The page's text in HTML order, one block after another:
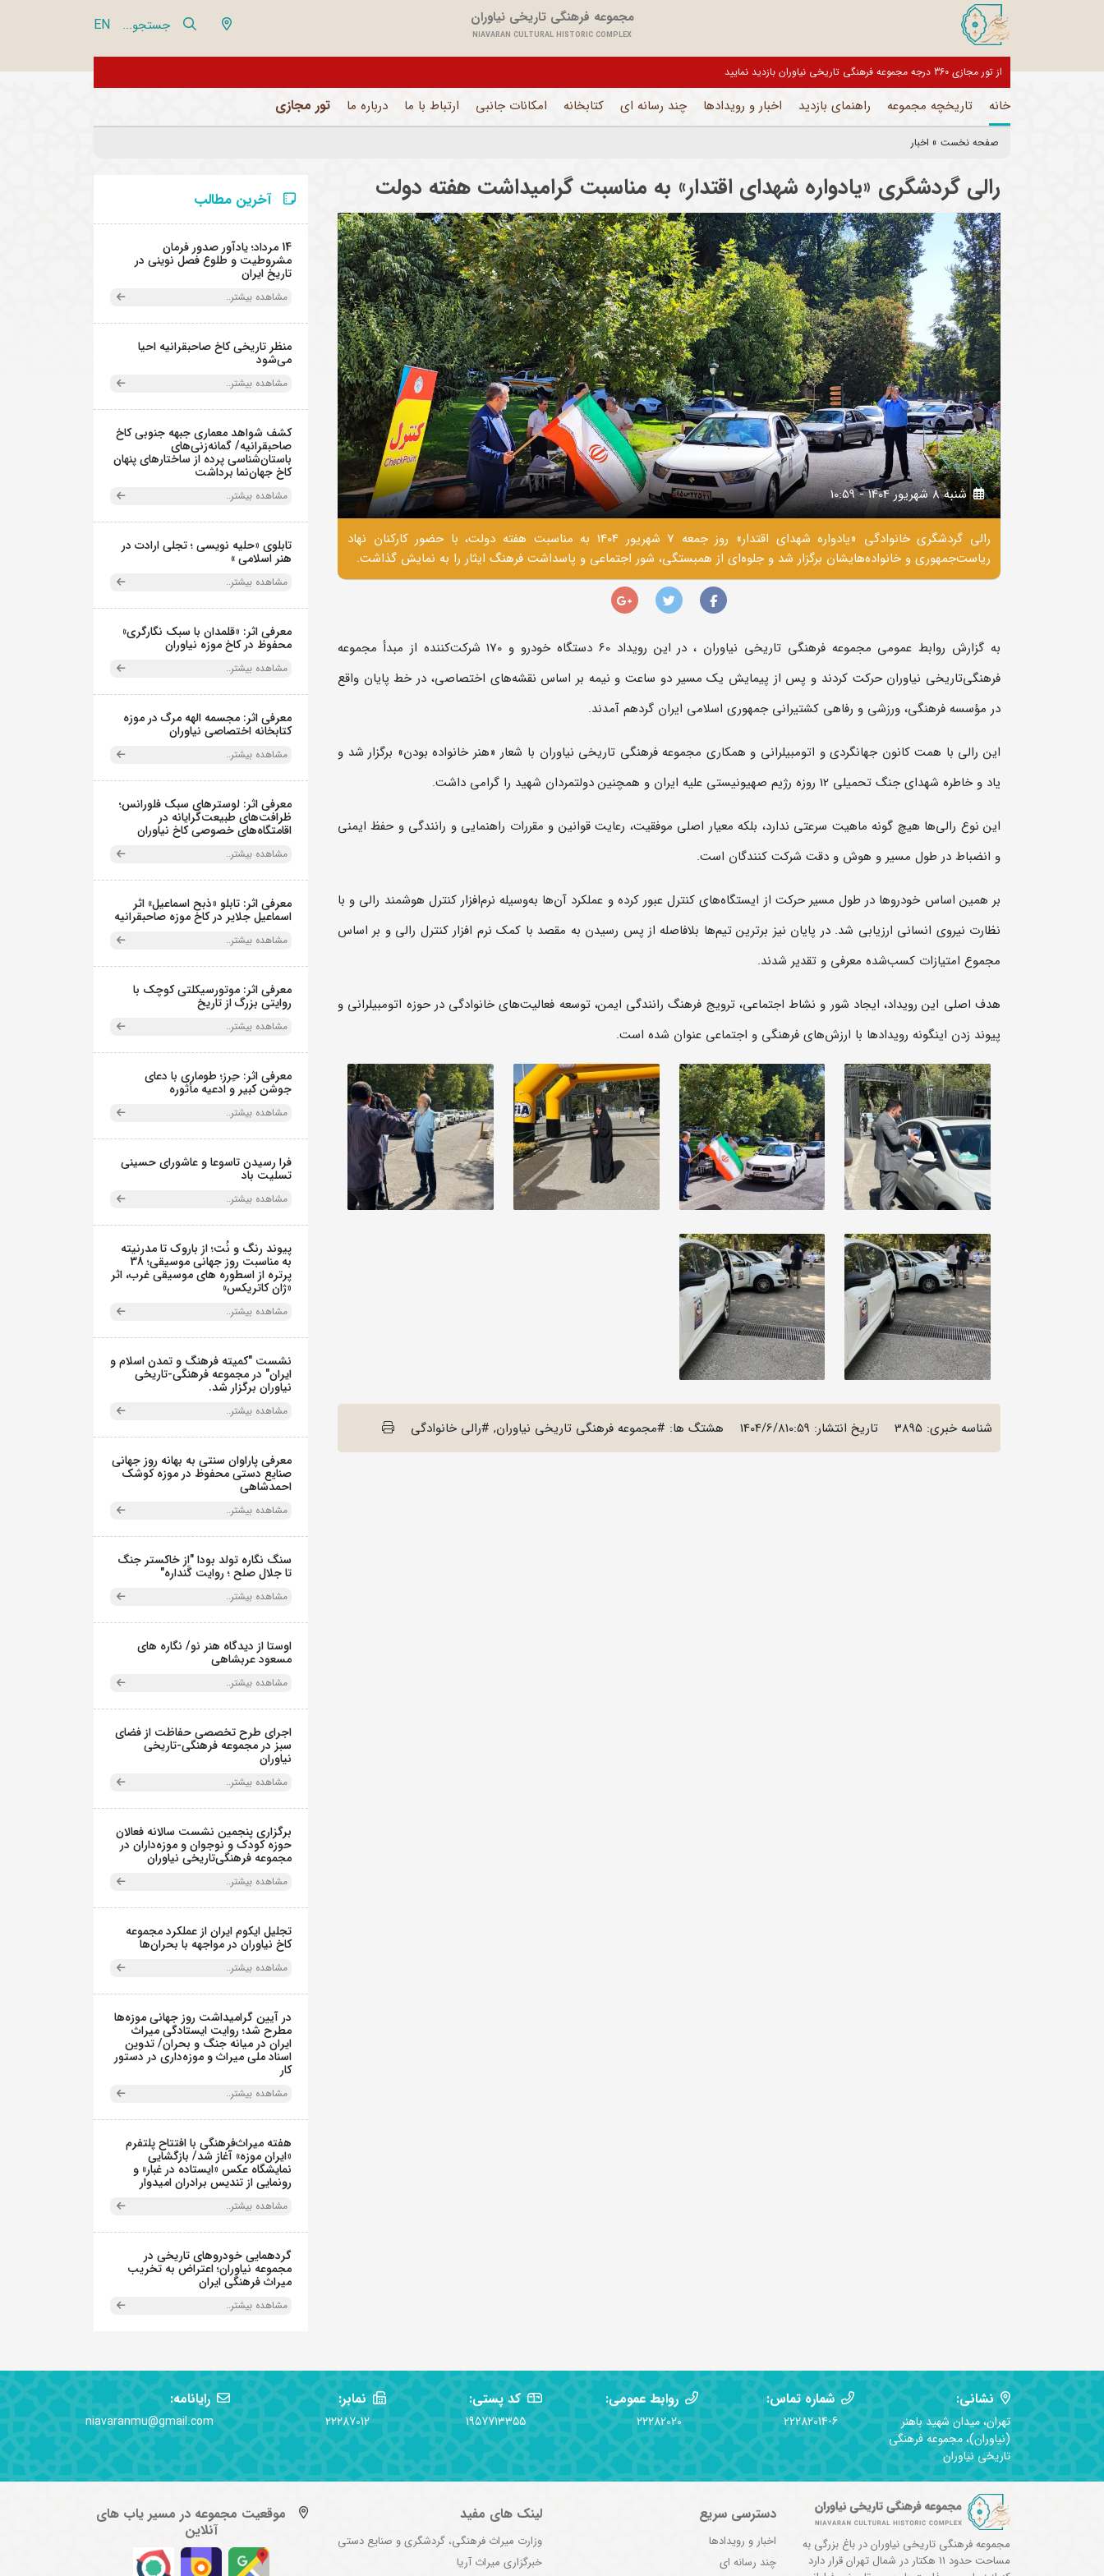
مجموعه فرهنگی تاریخی نیاوران
NIAVARAN CULTURAL HISTORIC COMPLEX جستجو... EN
از تور مجازی 360 درجه مجموعه فرهنگی تاریخی نیاوران بازدید نمایید بازدیدکنندگان گرامی، موزه های این مجموعه تا اطلاع ثانوی تعطیل می باشد و فقط بخش های اداری فعال است
خانه تاریخچه مجموعه راهنمای بازدید اخبار و رویدادها چند رسانه ای کتابخانه امکانات جانبی ارتباط با ما درباره ما تور مجازی
صفحه نخست » اخبار
رالی گردشگری «یادواره شهدای اقتدار» به مناسبت گرامیداشت هفته دولت
شنبه 8 شهريور 1404 - 10:59
رالی گردشگری خانوادگی «یادواره شهدای اقتدار» روز جمعه 7 شهریور 1404 به مناسبت هفته دولت، با حضور کارکنان نهاد
ریاست‌جمهوری و خانواده‌هایشان برگزار شد و جلوه‌ای از همبستگی، شور اجتماعی و پاسداشت فرهنگ ایثار را به نمایش گذاشت.
به گزارش روابط‌ عمومی مجموعه فرهنگی تاریخی نیاوران ، در این رویداد 60 دستگاه خودرو و 170 شرکت‌کننده از مبدأ مجموعه
فرهنگی‌تاریخی نیاوران حرکت کردند و پس از پیمایش یک مسیر دو ساعت و نیمه بر اساس نقشه‌های اختصاصی، در خط پایان واقع
در مؤسسه فرهنگی، ورزشی و رفاهی کشتیرانی جمهوری اسلامی ایران گردهم آمدند.
این رالی با همت کانون جهانگردی و اتومبیلرانی و همکاری مجموعه فرهنگی تاریخی نیاوران با شعار «هنر خانواده بودن» برگزار شد و
یاد و خاطره شهدای جنگ تحمیلی 12 روزه رژیم صهیونیستی علیه ایران و همچنین دولتمردان شهید را گرامی داشت.
این نوع رالی‌ها هیچ گونه ماهیت سرعتی ندارد، بلکه معیار اصلی موفقیت، رعایت قوانین و مقررات راهنمایی و رانندگی و حفظ ایمنی
و انضباط در طول مسیر و هوش و دقت شرکت کنندگان است.
بر همین اساس خودروها در طول مسیر حرکت از ایستگاه‌های کنترل عبور کرده و عملکرد آن‌ها به‌وسیله نرم‌افزار کنترل هوشمند رالی و با
نظارت نیروی انسانی ارزیابی شد. در پایان نیز برترین تیم‌ها بلافاصله از پس رسیدن به مقصد با کمک نرم افزار کنترل رالی و بر اساس
مجموع امتیازات کسب‌شده معرفی و تقدیر شدند.
هدف اصلی این رویداد، ایجاد شور و نشاط اجتماعی، ترویج فرهنگ رانندگی ایمن، توسعه فعالیت‌های خانوادگی در حوزه اتومبیلرانی و
پیوند زدن اینگونه رویدادها با ارزش‌های فرهنگی و اجتماعی عنوان شده است.
شناسه خبری: 3895 تاریخ انتشار: 1404/6/810:59 هشتگ ها: #مجموعه فرهنگی تاریخی نیاوران, #رالی خانوادگی
آخرین مطالب
14 مرداد؛ یادآور صدور فرمان
مشروطیت و طلوع فصل نوینی در
تاریخ ایران
مشاهده بیشتر..
منظر تاریخی کاخ صاحبقرانیه احیا
می‌شود
مشاهده بیشتر..
کشف شواهد معماری جبهه جنوبی کاخ
صاحبقرانیه/ گمانه‌زنی‌های
باستان‌شناسی پرده از ساختارهای پنهان
کاخ جهان‌نما برداشت
مشاهده بیشتر..
تابلوی «حلیه نویسی ؛ تجلی ارادت در
هنر اسلامی »
مشاهده بیشتر..
معرفی اثر: «قلمدان با سبک نگارگری»
محفوظ در کاخ موزه نیاوران
مشاهده بیشتر..
معرفی اثر: مجسمه الهه مرگ در موزه
کتابخانه اختصاصی نیاوران
مشاهده بیشتر..
معرفی اثر: لوسترهای سبک فلورانس؛
ظرافت‌های طبیعت‌گرایانه در
اقامتگاه‌های خصوصی کاخ نیاوران
مشاهده بیشتر..
معرفی اثر: تابلو «ذبح اسماعیل» اثر
اسماعیل جلایر در کاخ موزه صاحبقرانیه
مشاهده بیشتر..
معرفی اثر: موتورسیکلتی کوچک با
روایتی بزرگ از تاریخ
مشاهده بیشتر..
معرفی اثر: حِرز؛ طوماری با دعای
جوشن کبیر و ادعیه مأثوره
مشاهده بیشتر..
فرا رسیدن تاسوعا و عاشورای حسینی
تسلیت باد
مشاهده بیشتر..
پیوند رنگ و نُت؛ از باروک تا مدرنیته
به مناسبت روز جهانی موسیقی؛ 38
پرتره از اسطوره های موسیقی غرب، اثر
«ژان کاتریکس»
مشاهده بیشتر..
نشست "کمیته فرهنگ و تمدن اسلام و
ایران" در مجموعه فرهنگی‌-تاریخی
نیاوران برگزار شد.
مشاهده بیشتر..
معرفی پاراوان سنتی به بهانه روز جهانی
صنایع دستی محفوظ در موزه کوشک
احمدشاهی
مشاهده بیشتر..
سنگ نگاره تولد بودا "از خاکستر جنگ
تا جلال صلح ؛ روایت گَنداره"
مشاهده بیشتر..
اوستا از دیدگاه هنر نو/ نگاره های
مسعود عربشاهی
مشاهده بیشتر..
اجرای طرح تخصصی حفاظت از فضای
سبز در مجموعه فرهنگی-تاریخی
نیاوران
مشاهده بیشتر..
برگزاری پنجمین نشست سالانه فعالان
حوزه کودک و نوجوان و موزه‌داران در
مجموعه فرهنگی‌تاریخی نیاوران
مشاهده بیشتر..
تجلیل ایکوم ایران از عملکرد مجموعه
کاخ نیاوران در مواجهه با بحران‌ها
مشاهده بیشتر..
در آیین گرامیداشت روز جهانی موزه‌ها
مطرح شد؛ روایت ایستادگی میراث
ایران در میانه جنگ و بحران/ تدوین
اسناد ملی میراث و موزه‌داری در دستور
کار
مشاهده بیشتر..
هفته میراث‌فرهنگی با افتتاح پلتفرم
«ایران موزه» آغاز شد/ بازگشایی
نمایشگاه عکس «ایستاده در غبار» و
رونمایی از تندیس برادران امیدوار
مشاهده بیشتر..
گردهمایی خودروهای تاریخی در
مجموعه نیاوران؛ اعتراض به تخریب
میراث فرهنگی ایران
مشاهده بیشتر..
نشانی:
تهران، میدان شهید باهنر
(نیاوران)، مجموعه فرهنگی
تاریخی نیاوران
شماره تماس:
22282014-6
روابط عمومی:
22282020
کد پستی:
1957713355
نمابر:
22287012
رایانامه:
niavaranmu@gmail.com
مجموعه فرهنگی تاریخی نیاوران در باغ بزرگی به
مساحت حدود 11 هکتار در شمال تهران قرار دارد
دسترسی سریع
اخبار و رویدادها
چند رسانه ای
لینک های مفید
وزارت میراث فرهنگی، گردشگری و صنایع دستی
خبرگزاری میراث آریا
موقعیت مجموعه در مسیر یاب های
آنلاین